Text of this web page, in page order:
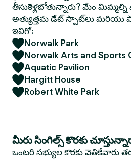
తీసుకెళ్లబోతున్నారు? మేం
అత్యుత్తమ డేట్ స్పాట్‌లు
ఇవిగో:
Norwalk Park
Norwalk Arts and Sports
Aquatic Pavilion
Hargitt House
Robert White Park
మీరు సింగిల్స్ కొరకు
ఒంటరి సభ్యుల కొరకు వెతికేవారు